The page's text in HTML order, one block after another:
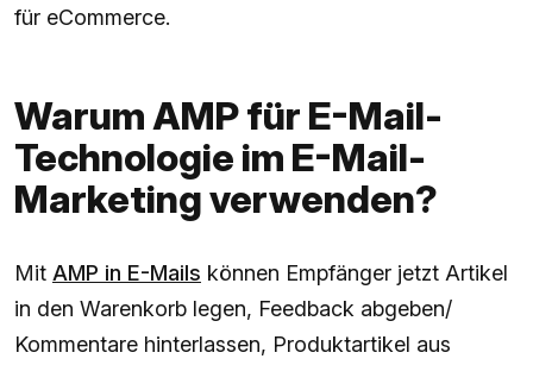
für eCommerce.
Warum AMP für E-Mail-
Technologie im E-Mail-
Marketing verwenden?
Mit AMP in E-Mails können Empfänger jetzt Artikel
in den Warenkorb legen, Feedback abgeben/
Kommentare hinterlassen, Produktartikel aus